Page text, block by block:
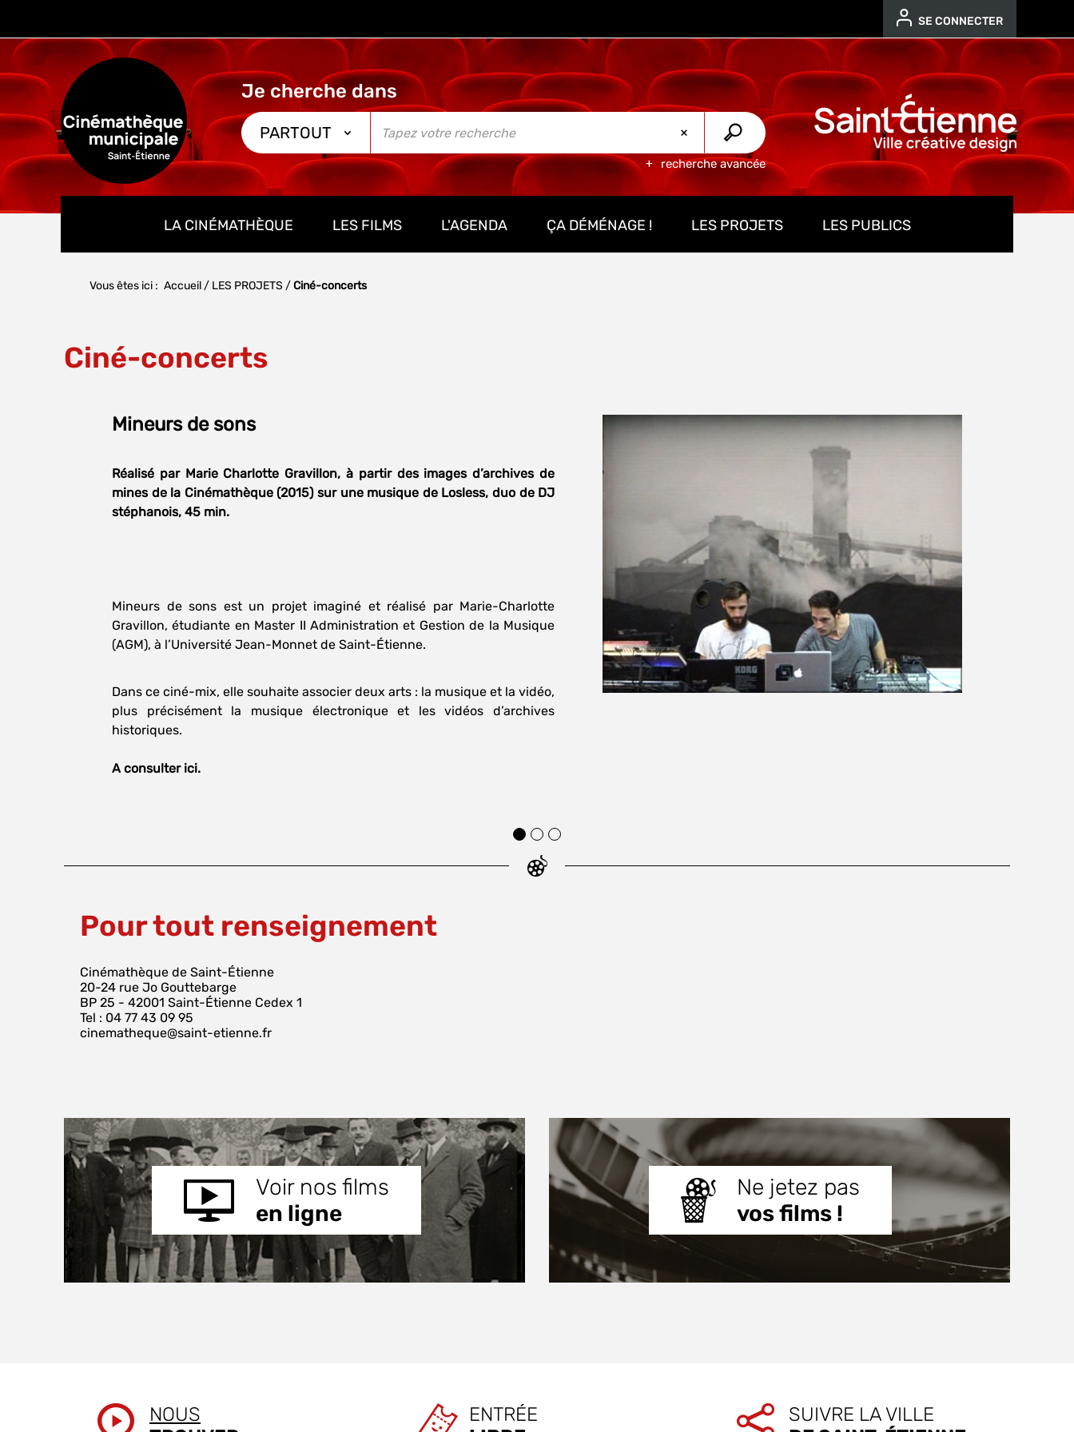
recherche
SE CONNECTER
PARTOUT
recherche avancée
Vous êtes ici : Accueil/ LES PROJETS /Ciné-concerts
LA CINÉMATHÈQUE LES FILMS L'AGENDA ÇA DÉMÉNAGE ! LES PROJETS LES PUBLICS
Ciné-concerts
Mineurs de sons
Réalisé par Marie Charlotte Gravillon, à partir des images d’archives de
mines de la Cinémathèque (2015) sur une musique de Losless, duo de DJ
stéphanois, 45 min.
Mineurs de sons est un projet imaginé et réalisé par Marie-Charlotte
Gravillon, étudiante en Master II Administration et Gestion de la Musique
(AGM), à l’Université Jean-Monnet de Saint-Étienne.
Dans ce ciné-mix, elle souhaite associer deux arts : la musique et la vidéo,
plus précisément la musique électronique et les vidéos d’archives
historiques.
A consulter ici.
Pour tout renseignement
Cinémathèque de Saint-Étienne
20-24 rue Jo Gouttebarge
BP 25 - 42001 Saint-Étienne Cedex 1
Tel : 04 77 43 09 95
cinematheque@saint-etienne.fr
Voir nos films
en ligne
Ne jetez pas
vos films !
NOUS
ENTRÉE
SUIVRE LA VILLE